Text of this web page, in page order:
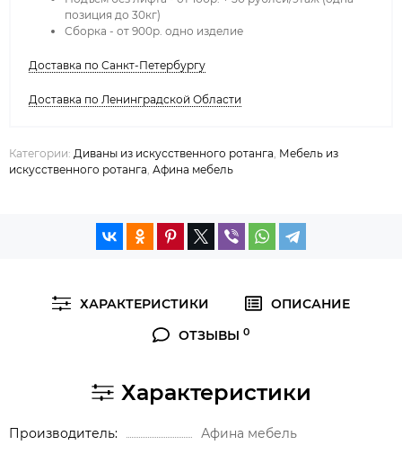
позиция до 30кг)
Сборка - от 900р. одно изделие
Доставка по Санкт-Петербургу
Доставка по Ленинградской Области
Категории: Диваны из искусственного ротанга Мебель из
искусственного ротанга Афина мебель
ХАРАКТЕРИСТИКИ
ОПИСАНИЕ
ОТЗЫВЫ 0
Характеристики
Производитель Афина мебель